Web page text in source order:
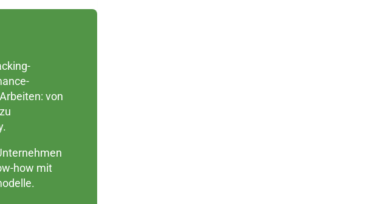
von
how mit